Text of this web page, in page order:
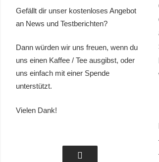
Gefällt dir unser kostenloses Angebot
an News und Testberichten?
Dann würden wir uns freuen, wenn du
uns einen Kaffee / Tee ausgibst, oder
uns einfach mit einer Spende
unterstützt.
Vielen Dank!